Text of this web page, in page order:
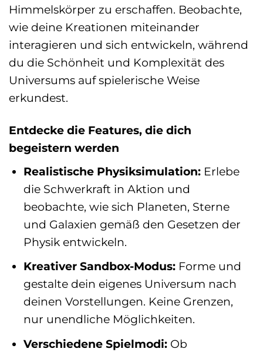
Himmelskörper zu erschaffen. Beobachte,
wie deine Kreationen miteinander
interagieren und sich entwickeln, während
du die Schönheit und Komplexität des
Universums auf spielerische Weise
erkundest.
Entdecke die Features, die dich
begeistern werden
Realistische Physiksimulation:Erlebe
die Schwerkraft in Aktion und
beobachte, wie sich Planeten, Sterne
und Galaxien gemäß den Gesetzen der
Physik entwickeln.
Kreativer Sandbox-Modus:Forme und
gestalte dein eigenes Universum nach
deinen Vorstellungen. Keine Grenzen,
nur unendliche Möglichkeiten.
Verschiedene Spielmodi:Ob